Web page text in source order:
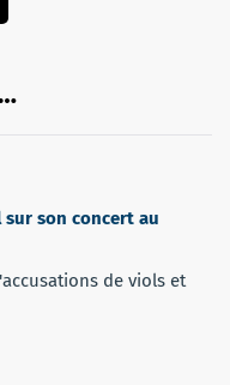
sur son concert au
de viols et